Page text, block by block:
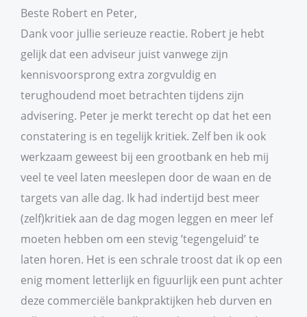
Beste Robert en Peter,
Dank voor jullie serieuze reactie. Robert je hebt
gelijk dat een adviseur juist vanwege zijn
kennisvoorsprong extra zorgvuldig en
terughoudend moet betrachten tijdens zijn
advisering. Peter je merkt terecht op dat het een
constatering is en tegelijk kritiek. Zelf ben ik ook
werkzaam geweest bij een grootbank en heb mij
veel te veel laten meeslepen door de waan en de
targets van alle dag. Ik had indertijd best meer
(zelf)kritiek aan de dag mogen leggen en meer lef
moeten hebben om een stevig ’tegengeluid’ te
laten horen. Het is een schrale troost dat ik op een
enig moment letterlijk en figuurlijk een punt achter
deze commerciële bankpraktijken heb durven en